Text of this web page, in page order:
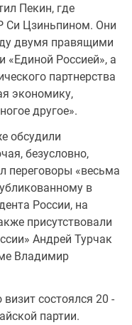
Пекин, где
Си Цзиньпином. Они
двумя правящими
«Единой Россией», а
партнерства
экономику,
другое».
обсудили
безусловно,
переговоры «весьма
в
России, на
присутствовали
Андрей Турчак
Владимир
состоялся 20 -
партии.